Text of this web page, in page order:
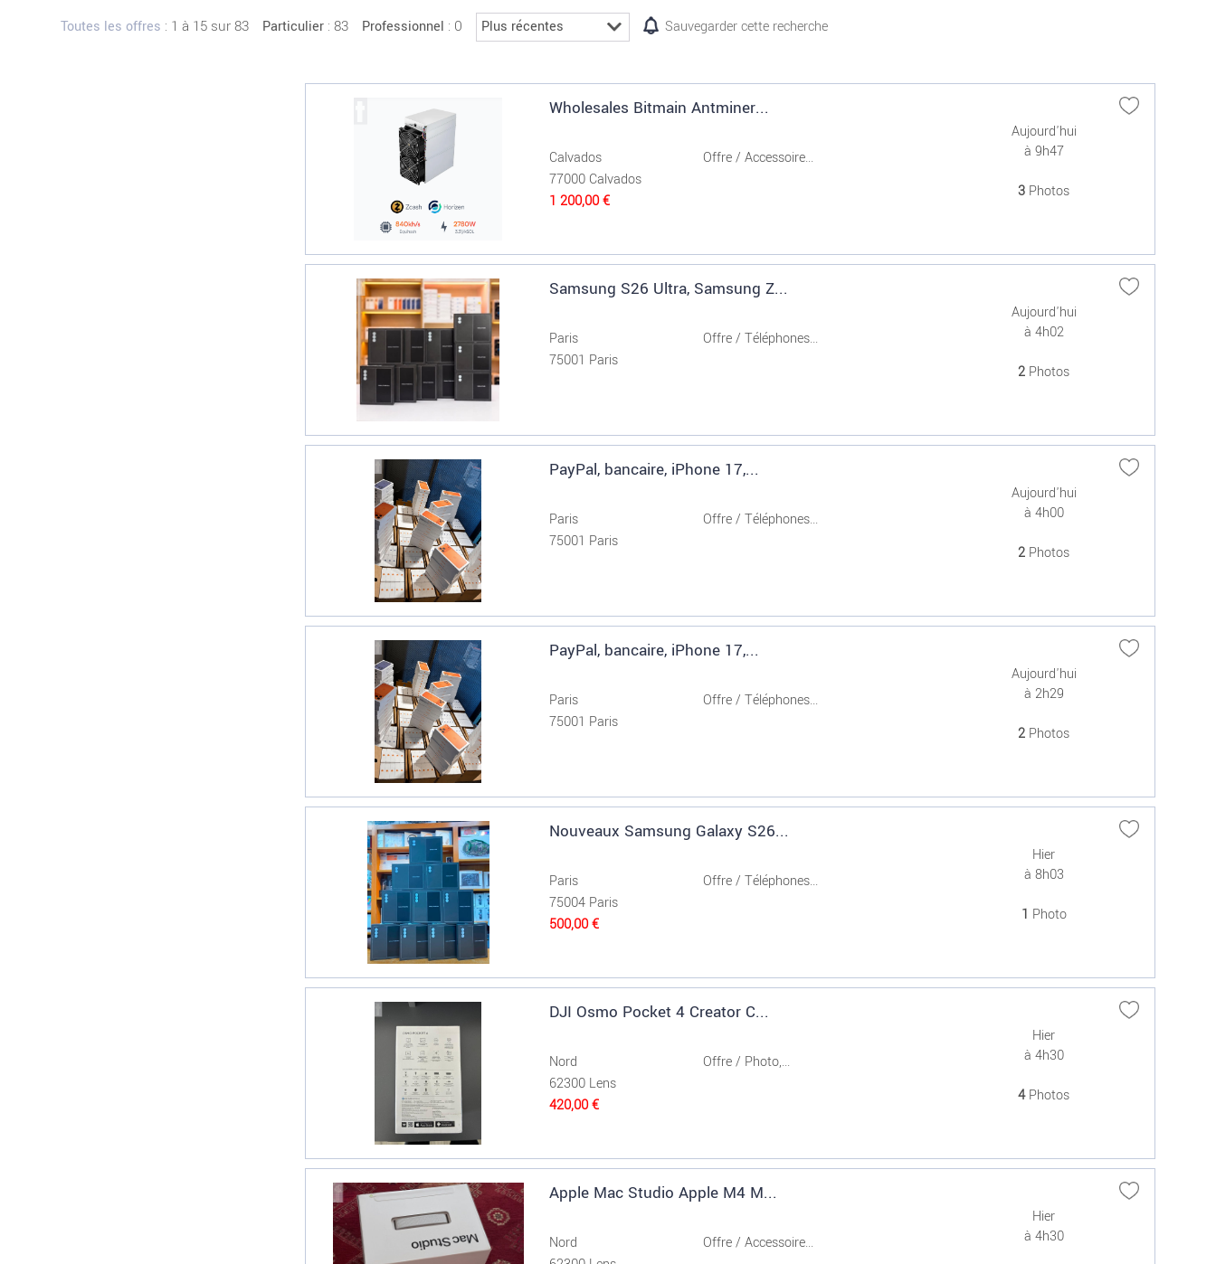
Toutes les offres : 1 à 15 sur 83 Particulier : 83 Professionnel : 0 Sauvegarder cette recherche
Wholesales Bitmain Antminer...
Calvados
77000 Calvados
1 200,00 €
Offre / Accessoire...
Aujourd'hui
à 9h47
3 Photos
Samsung S26 Ultra, Samsung Z...
Paris
75001 Paris
Offre / Téléphones...
Aujourd'hui
à 4h02
2 Photos
PayPal, bancaire, iPhone 17,...
Paris
75001 Paris
Offre / Téléphones...
Aujourd'hui
à 4h00
2 Photos
PayPal, bancaire, iPhone 17,...
Paris
75001 Paris
Offre / Téléphones...
Aujourd'hui
à 2h29
2 Photos
Nouveaux Samsung Galaxy S26...
Paris
75004 Paris
500,00 €
Offre / Téléphones...
Hier
à 8h03
1 Photo
‎DJI Osmo Pocket 4 Creator C...
Nord
62300 Lens
420,00 €
Offre / Photo,...
Hier
à 4h30
4Photos
‎Apple Mac Studio Apple M4 M...
Nord
Offre / Accessoire...
Hier
à 4h30